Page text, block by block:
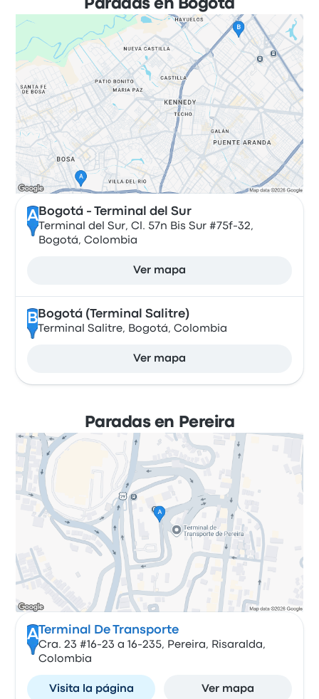
Paradas en Bogotá
A Bogotá - Terminal del Sur
Terminal del Sur, Cl. 57n Bis Sur #75f-32,
Bogotá, Colombia
Ver mapa
B Bogotá (Terminal Salitre)
Terminal Salitre, Bogotá, Colombia
Ver mapa
Paradas en Pereira
A Terminal De Transporte
Cra. 23 #16-23 a 16-235, Pereira, Risaralda,
Colombia
Visita la página Ver mapa